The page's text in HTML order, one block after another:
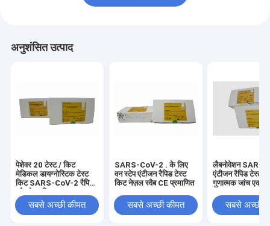
अनुशंसित उत्पाद
पेशेवर 20 टेस्ट / किट
मेडिकल डायग्नोस्टिक टेस्ट
किट SARS-CoV-2 रैपिड
सबसे अच्छी कीमत
SARS-CoV-2 . के लिए
वन स्टेप एंटीजन रैपिड टेस्ट
किट नेज़ल स्वैब CE प्रमाणित
सबसे अच्छी कीमत
लैबनोवेशन
एंटीजन रैपिड टेस्ट
गुणात्मक जांच एक
सबसे अच्छी